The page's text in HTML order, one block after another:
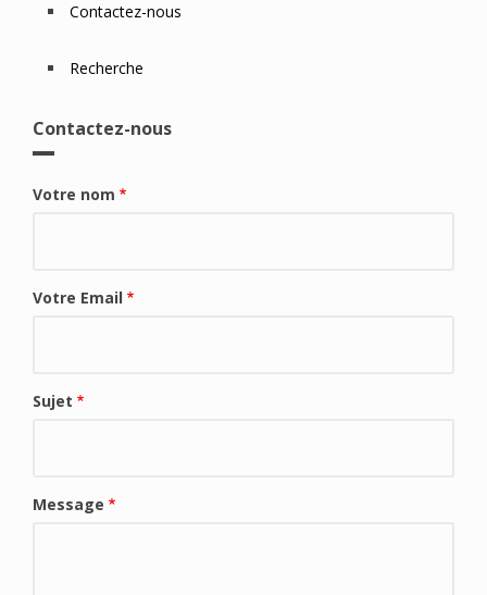
Contactez-nous
Recherche
Contactez-nous
Votre nom
Votre Email
Sujet
Message